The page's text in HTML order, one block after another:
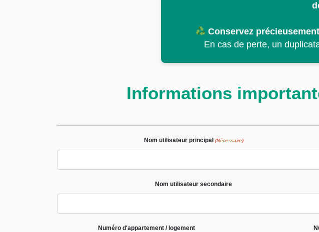
Conservez
En cas de perte, un
Informations
Nom utilisateur principal (Nécessaire)
Nom utilisateur secondaire
Numéro d'appartement / logement